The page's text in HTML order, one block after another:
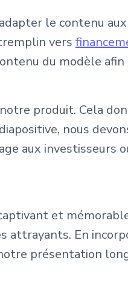
le contenu
vers
du modèle
produit. Cela
nous
aux investisseurs
et
attrayants. En
présentation